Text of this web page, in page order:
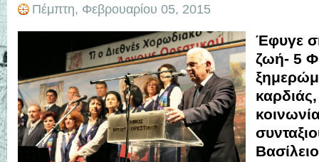
Πέμπτη, Φεβρουαρίου 05, 2015
Έφυγε
ζωή- 5